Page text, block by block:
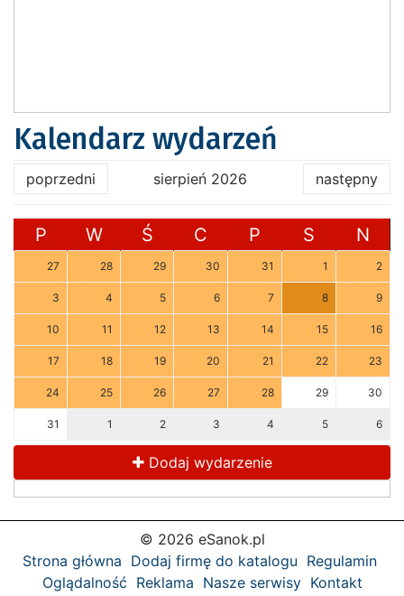
Kalendarz wydarzeń
poprzedni sierpień 2026 następny
P W Ś C P S N
27 28 29 30 31 1 2
3 4 5 6 7 8 9
10 11 12 13 14 15 16
17 18 19 20 21 22 23
24 25 26 27 28 29 30
31 1 2 3 4 5 6
Dodaj wydarzenie
© 2026 eSanok.pl
Strona główna Dodaj firmę do katalogu Regulamin
Oglądalność Reklama Nasze serwisy Kontakt